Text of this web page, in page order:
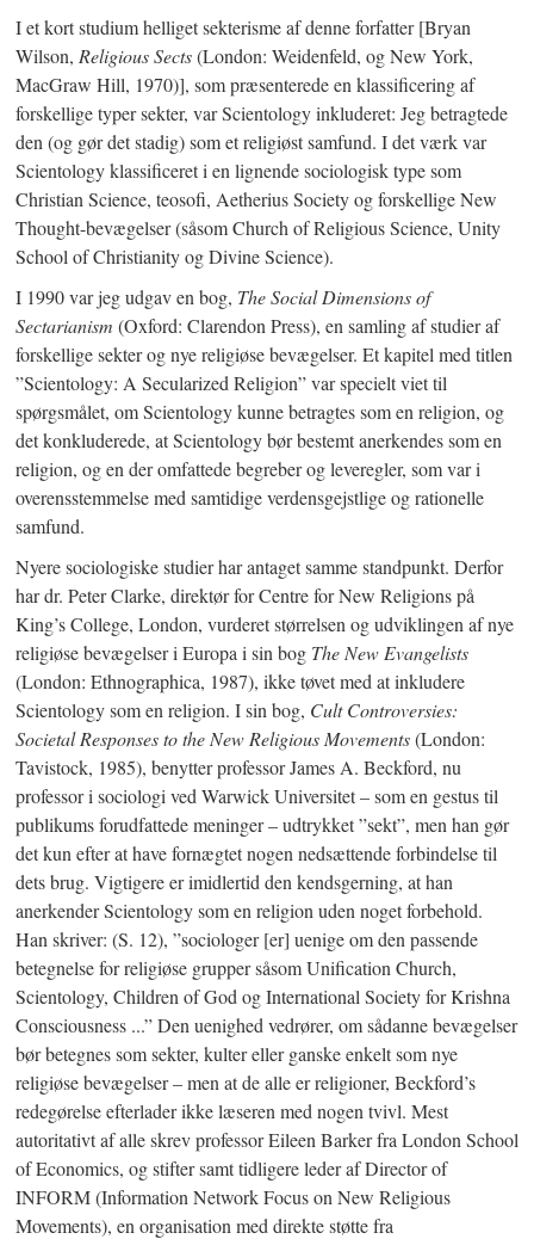
I et kort studium helliget sekterisme af denne forfatter [Bryan
Wilson, Religious Sects(London: Weidenfeld, og New York,
MacGraw Hill, 1970)], som præsenterede en klassificering af
forskellige typer sekter, var Scientology inkluderet: Jeg betragtede
den (og gør det stadig) som et religiøst samfund. I det værk var
Scientology klassificeret i en lignende sociologisk type som
Christian Science, teosofi, Aetherius Society og forskellige New
Thought-bevægelser (såsom Church of Religious Science, Unity
School of Christianity og Divine Science).
I 1990 var jeg udgav en bog, The Social Dimensions of
Sectarianism (Oxford: Clarendon Press), en samling af studier af
forskellige sekter og nye religiøse bevægelser. Et kapitel med titlen
”Scientology: A Secularized Religion” var specielt viet til
spørgsmålet, om Scientology kunne betragtes som en religion, og
det konkluderede, at Scientology bør bestemt anerkendes som en
religion, og en der omfattede begreber og leveregler, som var i
overensstemmelse med samtidige verdensgejstlige og rationelle
samfund.
Nyere sociologiske studier har antaget samme standpunkt. Derfor
har dr. Peter Clarke, direktør for Centre for New Religions på
King’s College, London, vurderet størrelsen og udviklingen af nye
religiøse bevægelser i Europa i sin bog The New Evangelists
(London: Ethnographica, 1987), ikke tøvet med at inkludere
Scientology som en religion. I sin bog, Cult Controversies:
Societal Responses to the New Religious Movements(London:
Tavistock, 1985), benytter professor James A. Beckford, nu
professor i sociologi ved Warwick Universitet – som en gestus til
publikums forudfattede meninger – udtrykket ”sekt”, men han gør
det kun efter at have fornægtet nogen nedsættende forbindelse til
dets brug. Vigtigere er imidlertid den kendsgerning, at han
anerkender Scientology som en religion uden noget forbehold.
Han skriver: (S. 12), ”sociologer [er] uenige om den passende
betegnelse for religiøse grupper såsom Unification Church,
Scientology, Children of God og International Society for Krishna
Consciousness ...” Den uenighed vedrører, om sådanne bevægelser
bør betegnes som sekter, kulter eller ganske enkelt som nye
religiøse bevægelser – men at de alle er religioner, Beckford’s
redegørelse efterlader ikke læseren med nogen tvivl. Mest
autoritativt af alle skrev professor Eileen Barker fra London School
of Economics, og stifter samt tidligere leder af Director of
INFORM (Information Network Focus on New Religious
Movements), en organisation med direkte støtte fra